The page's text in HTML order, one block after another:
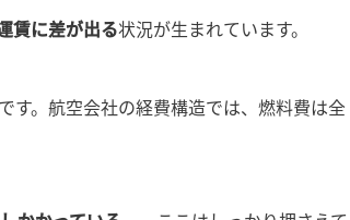
賃に差が出る状況が生まれています。
す。航空会社の経費構造では、燃料費は全